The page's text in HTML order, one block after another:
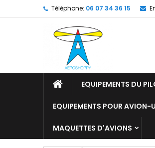
Téléphone: 06 07 34 36 15
EQUIPEMENTS DU
EQUIPEMENTS POUR AVION-
MAQUETTES D'AVIONS